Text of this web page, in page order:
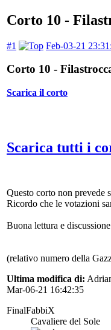
Corto 10 -
#1 Feb-03-21
Corto 10 -
Scarica il corto
Scarica tutti i
Questo corto non prevede
Ricordo che le votazioni
Buona lettura e
(relativo numero della
Ultima modifica di:
Mar-06-21 16:42:35
FinalFabbiX
Cavaliere del Sole